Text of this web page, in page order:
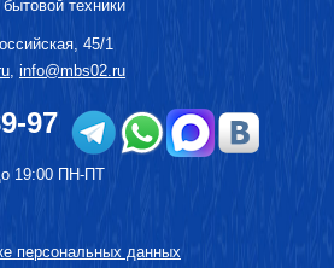
техники
45/1
info@mbs02.ru
97
19:00 ПН-ПТ
персональных данных